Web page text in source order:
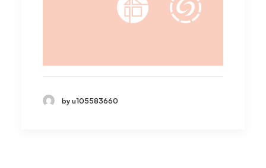
by u105583660